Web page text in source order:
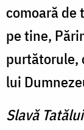
comoară de
pe tine,
purtătorule,
lui
Slavă